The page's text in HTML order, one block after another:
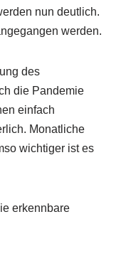
nun deutlich.
werden.
des
die Pandemie
einfach
Monatliche
wichtiger ist es
erkennbare